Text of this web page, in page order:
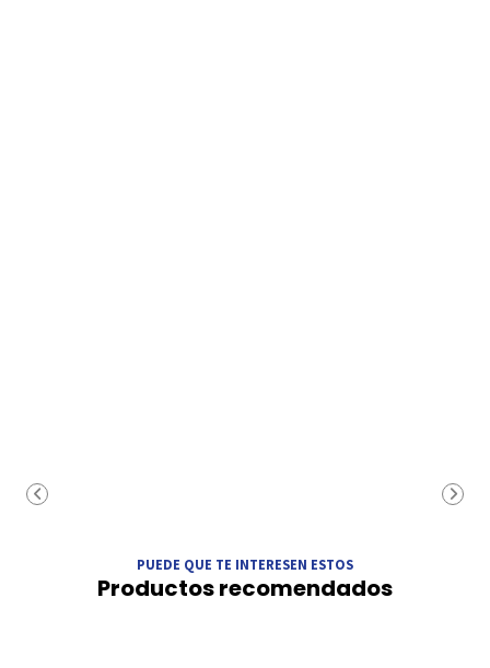
PUEDE QUE TE INTERESEN ESTOS
Productos recomendados